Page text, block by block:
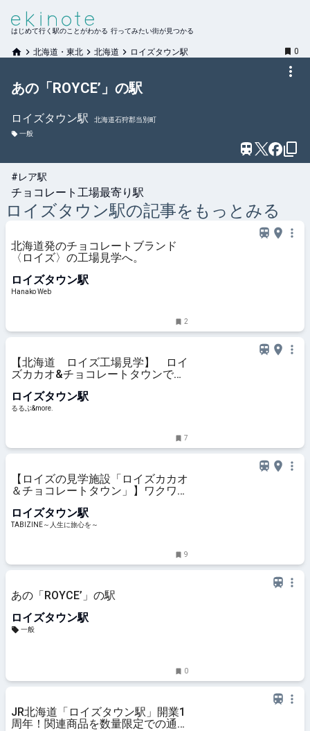
はじめて行く駅のことがわかる 行ってみたい街が見つかる
北海道・東北 北海道 ロイズタウン駅 0
あの「ROYCE’」の駅
ロイズタウン駅
北海道石狩郡当別町
一般
#レア駅
チョコレート工場最寄り駅
ロイズタウン駅の記事をもっとみる
北海道発のチョコレートブランド
〈ロイズ〉の工場見学へ。
ロイズタウン駅
Hanako Web
2
【北海道 ロイズ工場見学】 ロイ
ズカカオ&チョコレートタウンで自
作ろう！｜るるぶ&more.
ロイズタウン駅
るるぶ&more.
7
【ロイズの見学施設「ロイズカカオ
＆チョコレートタウン」】ワクワク
だけの限定商品も | TABIZINE～人生
に旅心を～
ロイズタウン駅
TABIZINE～人生に旅心を～
9
あの「ROYCE’」の駅
ロイズタウン駅
一般
0
JR北海道「ロイズタウン駅」開業1
周年！関連商品を数量限定での通信